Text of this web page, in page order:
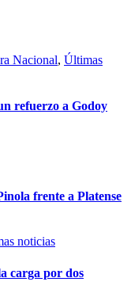
Nacional, Últimas
refuerzo a Godoy
frente a Platense
noticias
carga por dos